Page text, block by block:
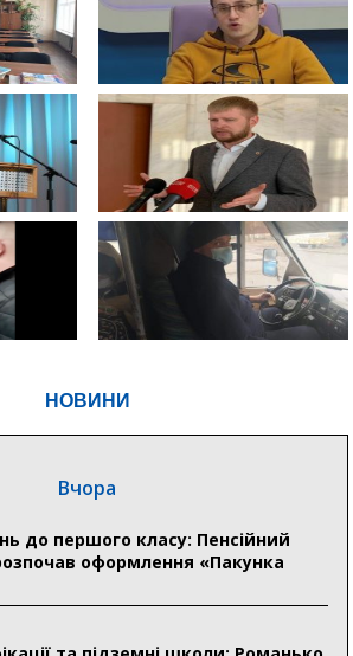
НОВИНИ
Вчора
до першого класу: Пенсійний
оформлення «Пакунка